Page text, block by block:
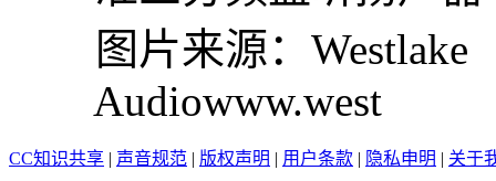
图片来源：Westlake
Audiowww.west
CC知识共享 | 声音规范 | 版权声明 | 用户条款 | 隐私申明 | 关于